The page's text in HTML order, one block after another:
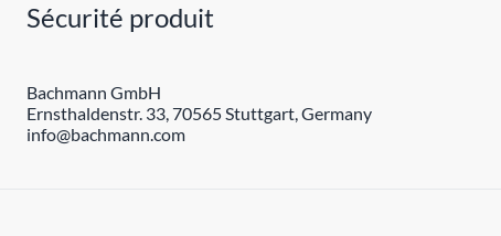
Sécurité produit
Bachmann GmbH
Ernsthaldenstr. 33, 70565 Stuttgart, Germany
info@bachmann.com